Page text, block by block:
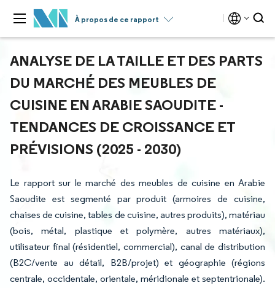
À propos de ce rapport
ANALYSE DE LA TAILLE ET DES PARTS
DU MARCHÉ DES MEUBLES DE
CUISINE EN ARABIE SAOUDITE -
TENDANCES DE CROISSANCE ET
PRÉVISIONS (2025 - 2030)
Le rapport sur le marché des meubles de cuisine en Arabie
Saoudite est segmenté par produit (armoires de cuisine,
chaises de cuisine, tables de cuisine, autres produits), matériau
(bois, métal, plastique et polymère, autres matériaux),
utilisateur final (résidentiel, commercial), canal de distribution
(B2C/vente au détail, B2B/projet) et géographie (régions
centrale, occidentale, orientale, méridionale et septentrionale).